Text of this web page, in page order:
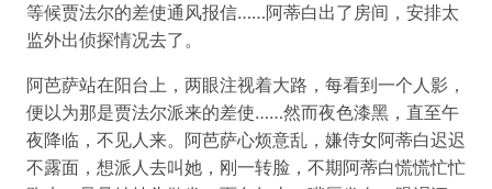
等候贾法尔的差使通风报信……阿蒂白出了房间，安排太
监外出侦探情况去了。
阿芭萨站在阳台上，两眼注视着大路，每看到一个人影，
便以为那是贾法尔派来的差使……然而夜色漆黑，直至午
夜降临，不见人来。阿芭萨心烦意乱，嫌侍女阿蒂白迟迟
不露面，想派人去叫她，刚一转脸，不期阿蒂白慌慌忙忙